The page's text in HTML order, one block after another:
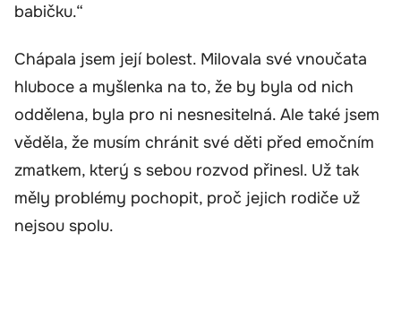
babičku.“
Chápala jsem její bolest. Milovala své vnoučata
hluboce a myšlenka na to, že by byla od nich
oddělena, byla pro ni nesnesitelná. Ale také jsem
věděla, že musím chránit své děti před emočním
zmatkem, který s sebou rozvod přinesl. Už tak
měly problémy pochopit, proč jejich rodiče už
nejsou spolu.